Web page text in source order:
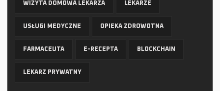
WIZYTA DOMOWA LEKARZA LEKARZE
USŁUGI MEDYCZNE OPIEKA ZDROWOTNA
FARMACEUTA E-RECEPTA BLOCKCHAIN
LEKARZ PRYWATNY